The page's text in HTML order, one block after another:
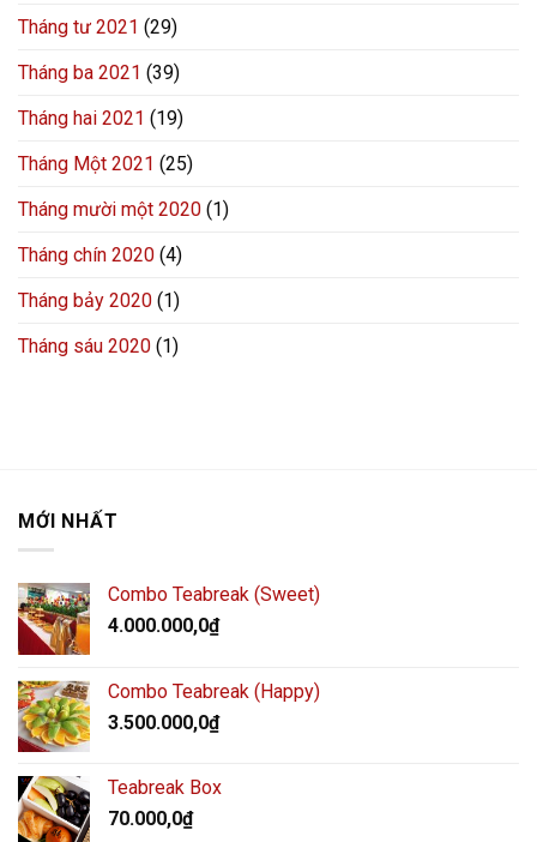
Tháng tư 2021 (29)
Tháng ba 2021 (39)
Tháng hai 2021 (19)
Tháng Một 2021 (25)
Tháng mười một 2020 (1)
Tháng chín 2020 (4)
Tháng bảy 2020 (1)
Tháng sáu 2020 (1)
MỚI NHẤT
Combo Teabreak (Sweet)
4.000.000,0₫
Combo Teabreak (Happy)
3.500.000,0₫
Teabreak Box
70.000,0₫